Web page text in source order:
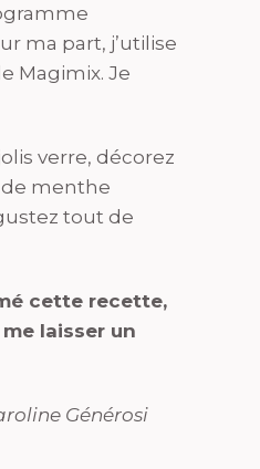
ma part, j’utilise
Magimix. Je
verre, décorez
de menthe
tout de
cette recette,
laisser un
Générosi